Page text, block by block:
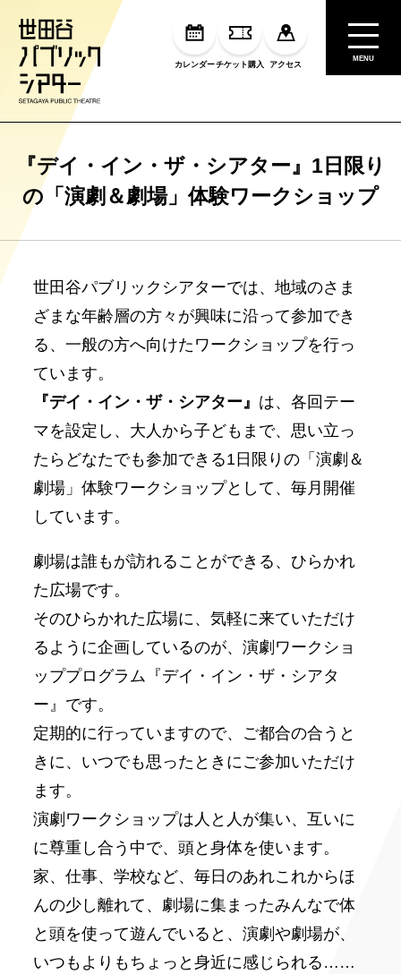
カレンダーチケット購入 アクセス
MENU
『デイ・イン・ザ・シアター』1日限り
の「演劇＆劇場」体験ワークショップ
世田谷パブリックシアターでは、地域のさま
ざまな年齢層の方々が興味に沿って参加でき
る、一般の方へ向けたワークショップを行っ
ています。
『デイ・イン・ザ・シアター』 は、各回テー
マを設定し、大人から子どもまで、思い立っ
たらどなたでも参加できる1日限りの「演劇＆
劇場」体験ワークショップとして、毎月開催
しています。
劇場は誰もが訪れることができる、ひらかれ
た広場です。
そのひらかれた広場に、気軽に来ていただけ
るように企画しているのが、演劇ワークショ
ッププログラム『デイ・イン・ザ・シアタ
ー』です。
定期的に行っていますので、ご都合の合うと
きに、いつでも思ったときにご参加いただけ
ます。
演劇ワークショップは人と人が集い、互いに
に尊重し合う中で、頭と身体を使います。
家、仕事、学校など、毎日のあれこれからほ
んの少し離れて、劇場に集まったみんなで体
と頭を使って遊んでいると、演劇や劇場が、
いつもよりもちょっと身近に感じられる……